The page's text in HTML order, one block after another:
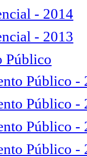
- 2014
- 2013
Público
Público -
Público -
Público -
Público -